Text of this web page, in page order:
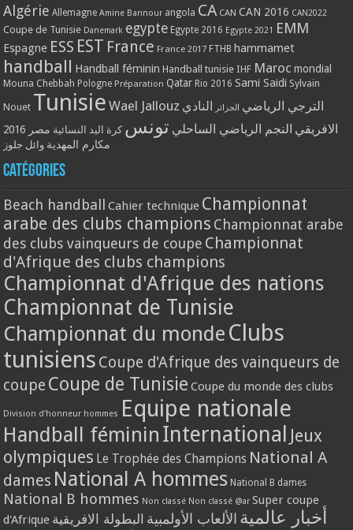
Algérie Allemagne Amine Bannour angola CA CAN CAN 2016 CAN2022
Coupe de Tunisie Danemark egypte Egypte 2016 Egypte 2021 EMM
Espagne ESS EST France France 2017 FTHB hammamet
handball Handball féminin Handball tunisie IHF Maroc mondial
Mouna Chebbah Pologne Préparation Qatar Rio 2016 Sami Saidi Sylvain
Nouet Tunisie Wael Jallouz الترجي الرياضي الجزائر
النادي
الافريقي النجم الرياضي الساحلي تونس كرة اليد النسائية مصر 2016
مكارم المهدية وائل جلوز
Catégories
Beach handball Cahier technique Championnat
arabe des clubs champions Championnat arabe
des clubs vainqueurs de coupe Championnat
d'Afrique des clubs champions
Championnat d'Afrique des nations
Championnat de Tunisie
Championnat du monde Clubs
tunisiens Coupe d'Afrique des vainqueurs de
coupe Coupe de Tunisie Coupe du monde des clubs
Division d'honneur hommes Equipe nationale
Handball féminin International Jeux
olympiques Le Trophée des Champions National A
dames National A hommes National B dames
National B hommes Non classé Non classé @ar Super coupe
d'Afrique
أخبار عالمية الألعاب الأولمبية البطولة الافريقية